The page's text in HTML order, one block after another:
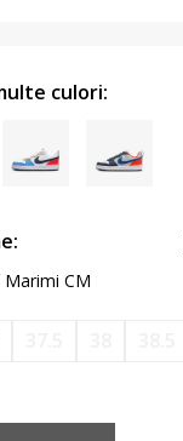
culori:
Marimi CM